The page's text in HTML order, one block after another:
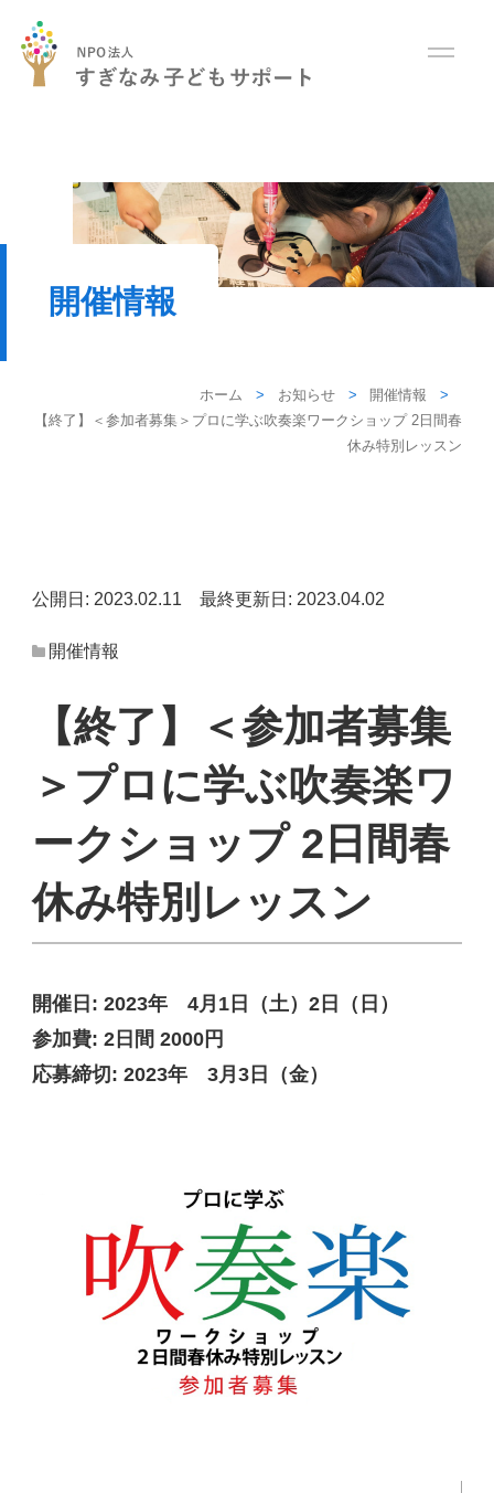
開催情報
ホーム お知らせ
開催情報
【終了】＜参加者募集＞プロに学ぶ吹奏楽ワークショップ 2日間春
休み特別レッスン
公開日: 2023.02.11 最終更新日: 2023.04.02
開催情報
【終了】＜参加者募集
＞プロに学ぶ吹奏楽ワ
ークショップ 2日間春
休み特別レッスン
開催日: 2023年 4月1日（土）2日（日）
参加費: 2日間 2000円
応募締切: 2023年 3月3日（金）